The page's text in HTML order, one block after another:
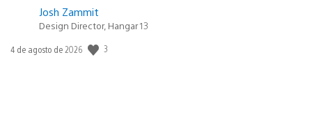
Josh Zammit
Design Director, Hangar 13
Fecha
4 de agosto de 2026 3